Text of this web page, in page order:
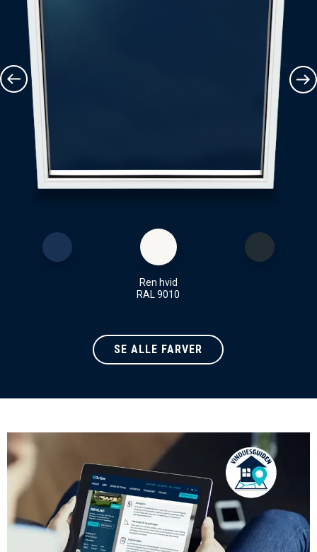
Ren hvid
RAL 9010
SE ALLE FARVER